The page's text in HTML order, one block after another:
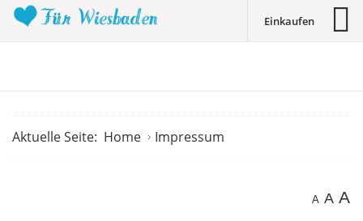
Einkaufen
Aktuelle Seite: Home Impressum
A A A